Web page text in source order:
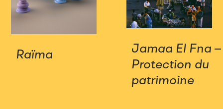
Raïma
Jamaa El Fna –
Protection du
patrimoine